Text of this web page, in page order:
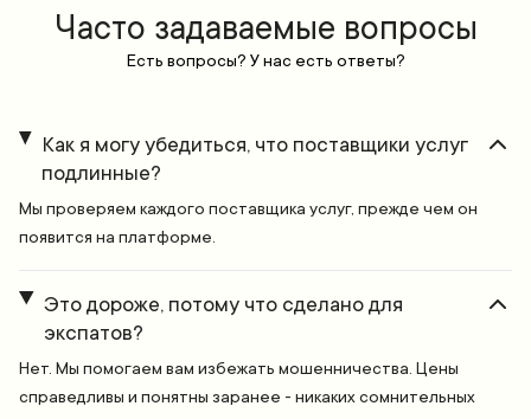
Часто задаваемые вопросы
Есть вопросы? У нас есть ответы?
Как я могу убедиться, что поставщики услуг
подлинные?
Мы проверяем каждого поставщика услуг, прежде чем он
появится на платформе.
Это дороже, потому что сделано для
экспатов?
Нет. Мы помогаем вам избежать мошенничества. Цены
справедливы и понятны заранее - никаких сомнительных